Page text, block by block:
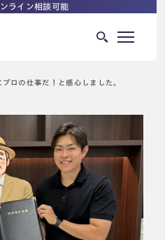
ライン相談可能
プロの仕事だ！と感心しました。